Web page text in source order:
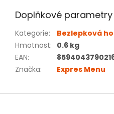
Doplňkové parametry
Kategorie:
Bezlepková
Hmotnost: 0.6 kg
EAN:
Značka: Expres Menu
Z